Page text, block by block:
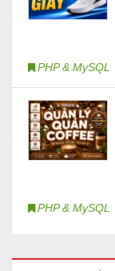
PHP & MySQL
PHP & MySQL